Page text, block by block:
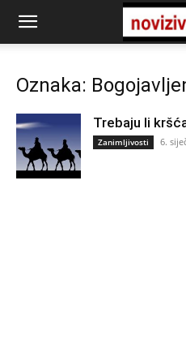
Oznaka:
Trebaju li
Zanimljivosti 6.